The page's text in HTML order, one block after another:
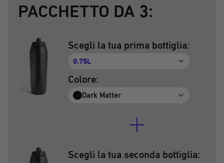
PACCHETTO DA 3:
Scegli la tua prima bottiglia:
0.75L
Colore:
Dark Matter
Scegli la tua seconda bottiglia: